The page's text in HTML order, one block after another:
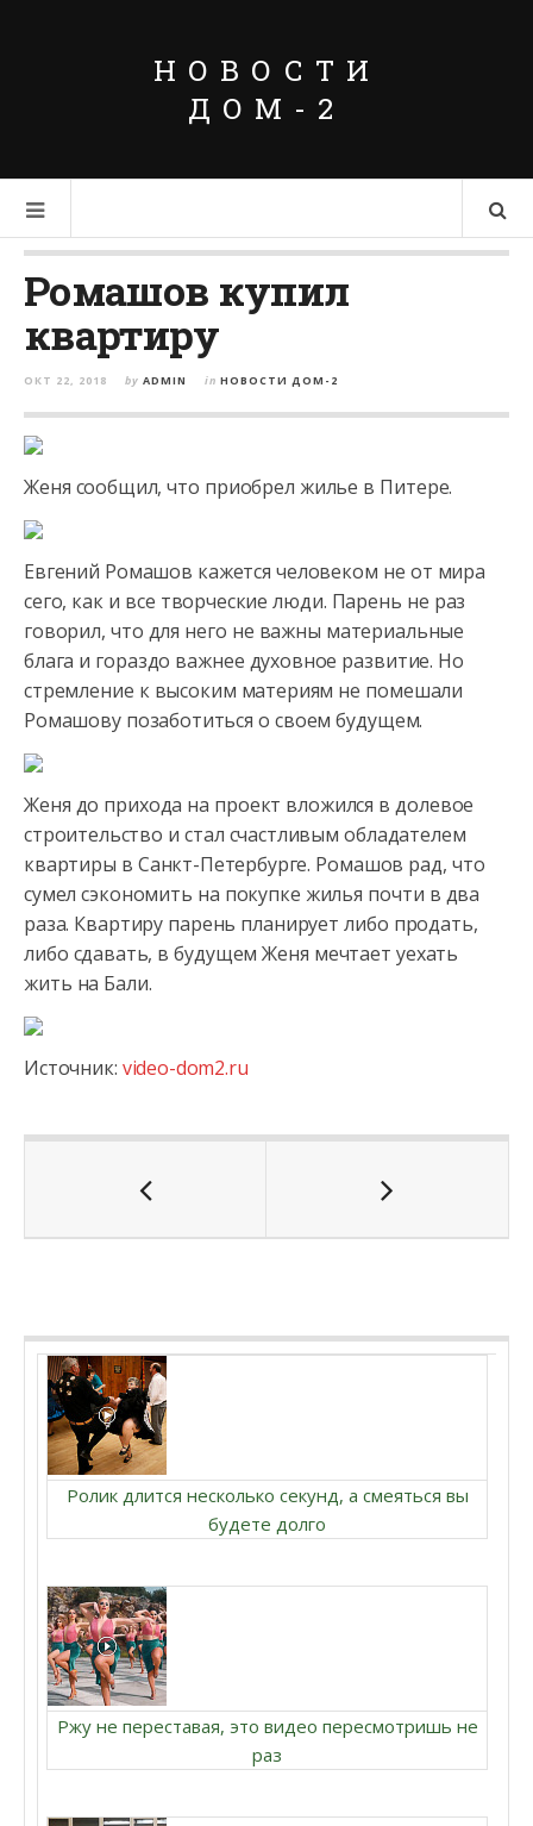
НОВОСТИ
ДОМ-2
Ромашов купил
квартиру
ОКТ 22, 2018 by ADMIN in НОВОСТИ ДОМ-2
Женя сообщил, что приобрел жилье в Питере.
Евгений Ромашов кажется человеком не от мира
сего, как и все творческие люди. Парень не раз
говорил, что для него не важны материальные
блага и гораздо важнее духовное развитие. Но
стремление к высоким материям не помешали
Ромашову позаботиться о своем будущем.
Женя до прихода на проект вложился в долевое
строительство и стал счастливым обладателем
квартиры в Санкт-Петербурге. Ромашов рад, что
сумел сэкономить на покупке жилья почти в два
раза. Квартиру парень планирует либо продать,
либо сдавать, в будущем Женя мечтает уехать
жить на Бали.
Источник: video-dom2.ru
Ролик длится несколько секунд, а смеяться вы
будете долго
Ржу не переставая, это видео пересмотришь не
раз